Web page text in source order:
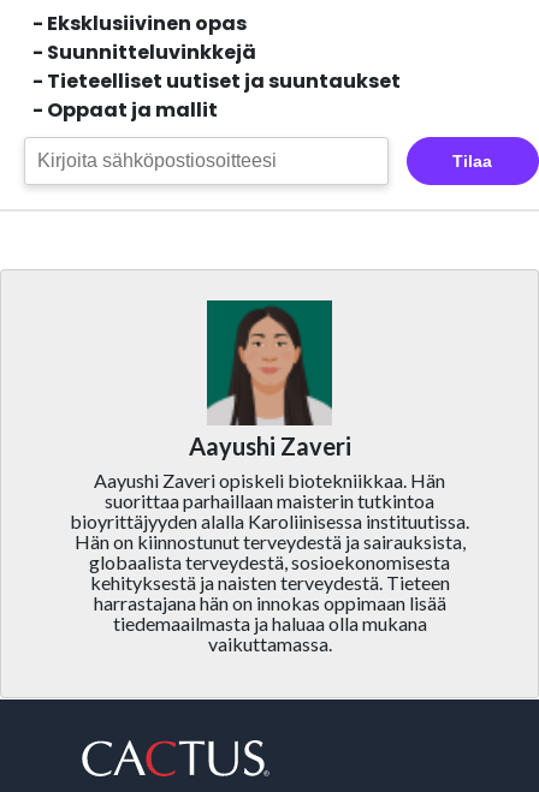
- Eksklusiivinen opas
- Suunnitteluvinkkejä
- Tieteelliset uutiset ja suuntaukset
- Oppaat ja mallit
Tilaa
Aayushi Zaveri
Aayushi Zaveri opiskeli biotekniikkaa. Hän
suorittaa parhaillaan maisterin tutkintoa
bioyrittäjyyden alalla Karoliinisessa instituutissa.
Hän on kiinnostunut terveydestä ja sairauksista,
globaalista terveydestä, sosioekonomisesta
kehityksestä ja naisten terveydestä. Tieteen
harrastajana hän on innokas oppimaan lisää
tiedemaailmasta ja haluaa olla mukana
vaikuttamassa.